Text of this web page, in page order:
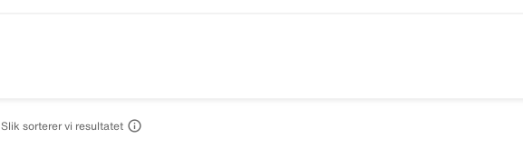
Slik sorterer vi resultatet 